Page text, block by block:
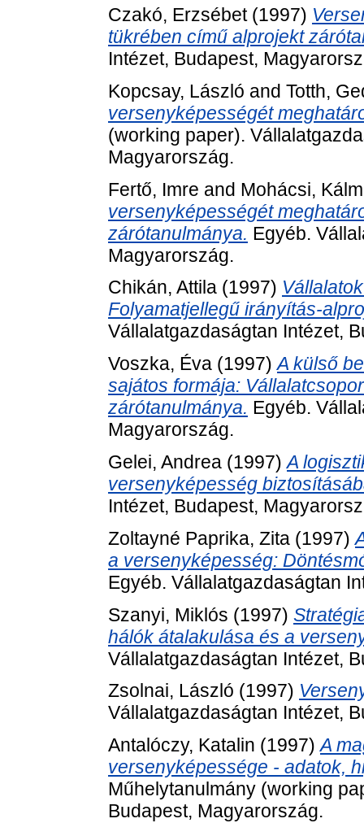
Czakó, Erzsébet(1997)
tükrében című alprojekt
Intézet, Budapest,
Kopcsay, László and Totth,
versenyképességét
(working paper).
Magyarország.
Fertő, Imre and Mohácsi,
versenyképességét
zárótanulmánya. Egyéb.
Magyarország.
Chikán, Attila (1997)
Folyamatjellegű irányítás-
Vállalatgazdaságtan Intézet,
Voszka, Éva (1997)A külső
sajátos formája:
zárótanulmánya. Egyéb.
Magyarország.
Gelei, Andrea (1997)A
versenyképesség
Intézet, Budapest,
Zoltayné Paprika, Zita (1997)
a versenyképesség:
Egyéb. Vállalatgazdaságtan
Szanyi, Miklós (1997)
hálók átalakulása és a
Vállalatgazdaságtan Intézet,
Zsolnai, László (1997)
Vállalatgazdaságtan Intézet,
Antalóczy, Katalin (1997)A
versenyképessége - adatok,
Műhelytanulmány (working
Budapest, Magyarország.